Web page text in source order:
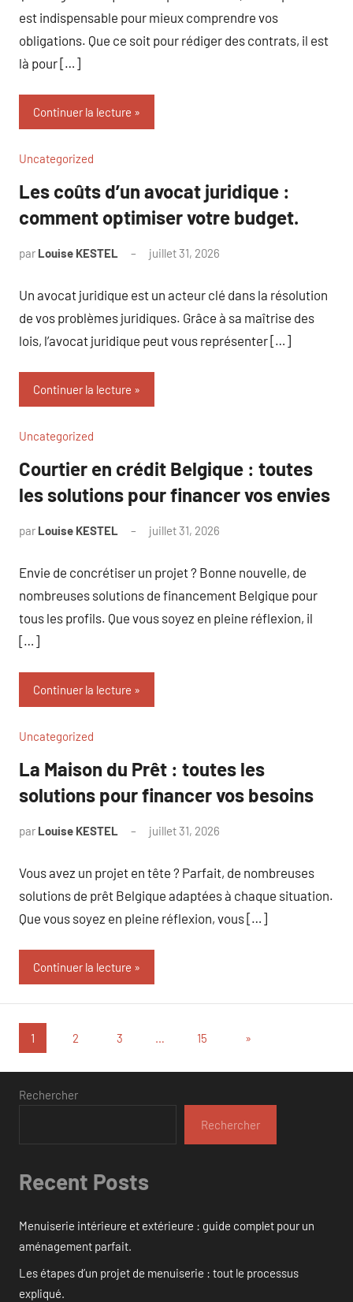
est indispensable pour mieux comprendre vos
obligations. Que ce soit pour rédiger des contrats, il est
là pour […]
Continuer la lecture
Uncategorized
Les coûts d’un avocat juridique :
comment optimiser votre budget.
par Louise KESTEL juillet 31, 2026
Un avocat juridique est un acteur clé dans la résolution
de vos problèmes juridiques. Grâce à sa maîtrise des
lois, l’avocat juridique peut vous représenter […]
Continuer la lecture
Uncategorized
Courtier en crédit Belgique : toutes
les solutions pour financer vos envies
par Louise KESTEL juillet 31, 2026
Envie de concrétiser un projet ? Bonne nouvelle, de
nombreuses solutions de financement Belgique pour
tous les profils. Que vous soyez en pleine réflexion, il
[…]
Continuer la lecture
Uncategorized
La Maison du Prêt : toutes les
solutions pour financer vos besoins
par Louise KESTEL juillet 31, 2026
Vous avez un projet en tête ? Parfait, de nombreuses
solutions de prêt Belgique adaptées à chaque situation.
Que vous soyez en pleine réflexion, vous […]
Continuer la lecture
Pagination
des
publications
1 2 3 … 15
Articles
»
Rechercher
Rechercher
Recent Posts
Menuiserie intérieure et extérieure : guide complet pour un
aménagement parfait.
Les étapes d’un projet de menuiserie : tout le processus
expliqué.